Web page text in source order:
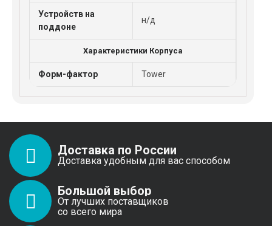
Устройств на
поддоне
н/д
Характеристики Корпуса
Форм-фактор Tower
Доставка по России
Доставка удобным для вас способом
Большой выбор
От лучших поставщиков
со всего мира